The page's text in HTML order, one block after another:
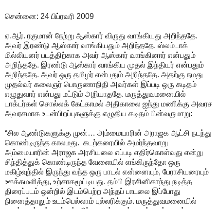
சென்னை: 24 பிப்ரவரி 2009
ஏ.ஆர். ரகுமான் நேற்று ஆஸ்கார் விருது வாங்கியது அறிந்ததே.
அவர் இரண்டு ஆஸ்கார் வாங்கியதும் அறிந்ததே. ஸ்லம்டாக்
மில்லியனர் படத்திற்காக அவர் ஆஸ்கார் வாங்கினார் என்பதும்
அறிந்ததே. இரண்டு ஆஸ்கார் வாங்கிய முதல் இந்தியர் என்பதும்
அறிந்ததே. அவர் ஒரு தமிழர் என்பதும் அறிந்ததே. அதற்கு நமது
முதல்வர் கலைஞர் பொருணாநிதி அவர்கள் இப்படி ஒரு கடிதம்
எழுதுவார் என்பது மட்டும் அறியாததே. மருத்துவமனையில்
டாக்டர்கள் சொல்லக் கேட்காமல் அதிகாலை ஐந்து மணிக்கு அவரச
அவரசமாக உடன்பிறப்புகளுக்கு எழுதிய கடிதம் பின்வருமாறு:
“சில ஆண்டுகளுக்கு முன்… அம்மையாரின் அராஜக ஆட்சி நடந்து
கொண்டிருந்த காலமது. கடற்கரையில் அமர்ந்தவாறு
அம்மையாரின் அராஜக அரசியலை எப்படி எதிர்கொள்வது என்று
சிந்தித்துக் கொண்டிருந்த வேளையில் எங்கிருந்தோ ஒரு
மகிழ்வுந்தில் இருந்து வந்த ஒரு பாடல் என்னையும், பேராசியரையும்
ஊக்கமளித்து, உற்சாகமூட்டியது. தம்பி இரசினிகாந்து நடித்த
திரைப்படம் ஒன்றில் இடம்பெற்ற அந்தப் பாடலை இப்போது
நினைத்தாலும் உடம்பெல்லாம் புல்லரிக்கும். மருத்துவமனையில்